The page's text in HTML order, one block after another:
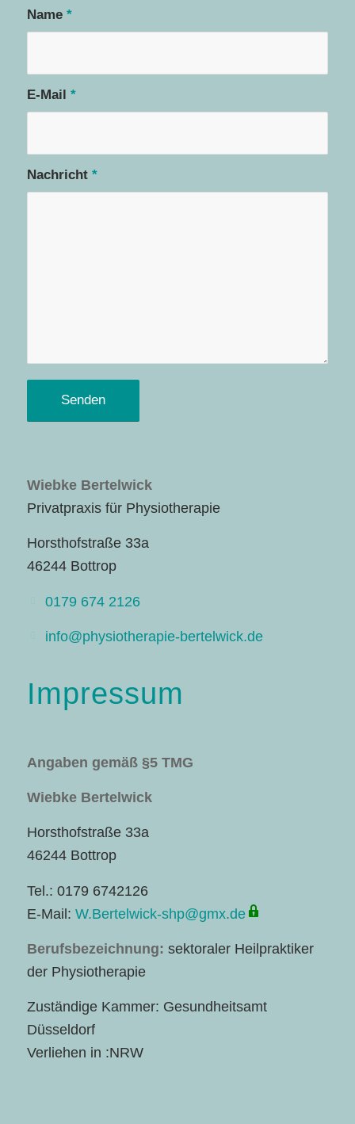
Name *
E-Mail *
Nachricht *
Wiebke Bertelwick
Privatpraxis für Physiotherapie
Horsthofstraße 33a
46244 Bottrop
0179 674 2126
info@physiotherapie-bertelwick.de
Impressum
Angaben gemäß §5 TMG
Wiebke Bertelwick
Horsthofstraße 33a
46244 Bottrop
Tel.: 0179 6742126
E-Mail: W.Bertelwick-shp@gmx.de
Berufsbezeichnung: sektoraler Heilpraktiker
der Physiotherapie
Zuständige Kammer: Gesundheitsamt
Düsseldorf
Verliehen in :NRW